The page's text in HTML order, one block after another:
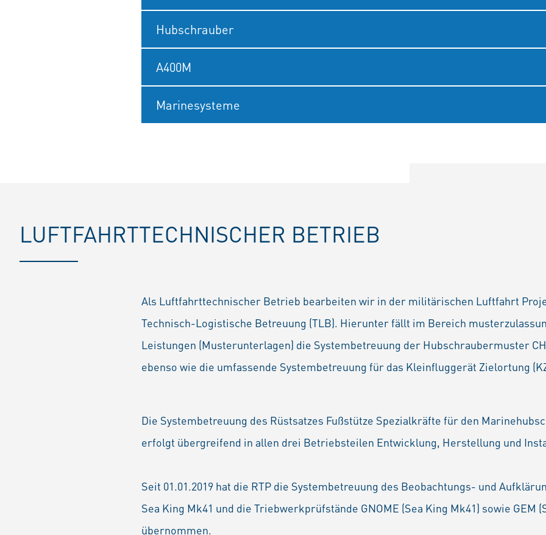
Hubschrauber
A400M
Marinesysteme
LUFTFAHRTTECHNISCHER BETRIEB
Als Luftfahrttechnischer Betrieb bearbeiten wir in der militärischen Luftfahrt
Technisch-Logistische Betreuung (TLB). Hierunter fällt im Bereich
Leistungen (Musterunterlagen) die Systembetreuung der Hubschraubermuster
ebenso wie die umfassende Systembetreuung für das Kleinfluggerät Zielortung
Die Systembetreuung des Rüstsatzes Fußstütze Spezialkräfte für den
erfolgt übergreifend in allen drei Betriebsteilen Entwicklung, Herstellung und
Seit 01.01.2019 hat die RTP die Systembetreuung des Beobachtungs- und
Sea King Mk41 und die Triebwerkprüfstände GNOME (Sea King Mk41) sowie GEM
übernommen.